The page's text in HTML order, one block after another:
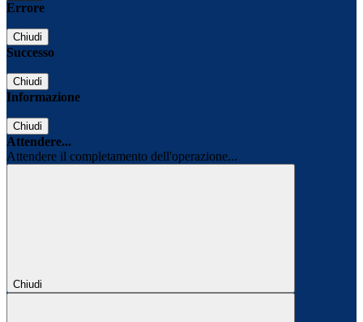
Errore
Chiudi
Successo
Chiudi
Informazione
Chiudi
Attendere...
Attendere il completamento dell'operazione...
Chiudi